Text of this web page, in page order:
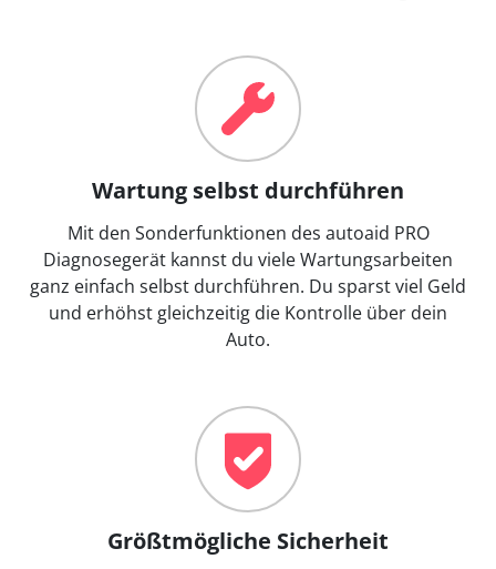
Wartung selbst durchführen
Mit den Sonderfunktionen des autoaid PRO
Diagnosegerät kannst du viele Wartungsarbeiten
ganz einfach selbst durchführen. Du sparst viel Geld
und erhöhst gleichzeitig die Kontrolle über dein
Auto.
Größtmögliche Sicherheit